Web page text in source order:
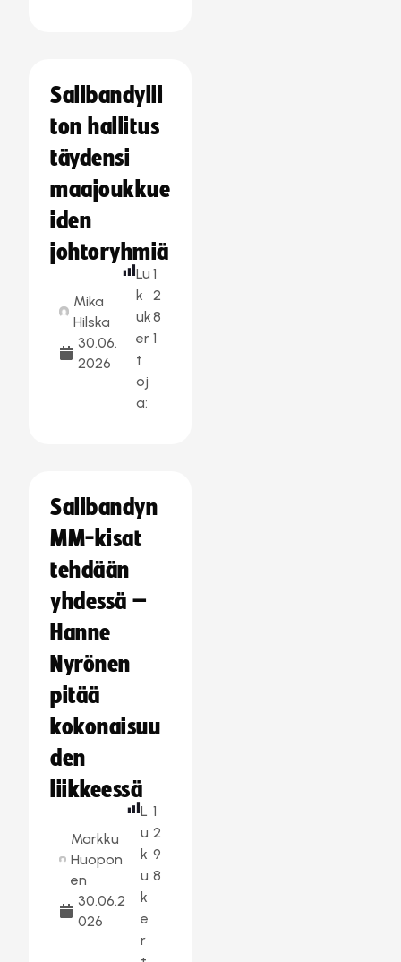
Salibandylii
ton hallitus
täydensi
maajoukkue
iden
johtoryhmiä
Mika
Hilska
30.06.
2026
Lu
k
uk
er
t
oj
a:
1
2
8
1
Salibandyn
MM-kisat
tehdään
yhdessä –
Hanne
Nyrönen
pitää
kokonaisuu
den
liikkeessä
Markku
Huopon
en
30.06.2
026
L
u
k
u
k
e
r
1
2
9
8